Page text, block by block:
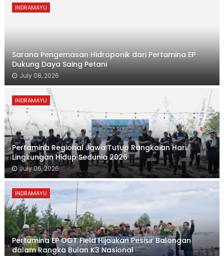
INDRAMAYU
Sarana Pengemasan Hidroponik dari Pertamina EP
Dukung Daya Saing Petani
July 08, 2026
INDRAMAYU
Pertamina Regional Jawa Tutup Rangkaian Hari
Lingkungan Hidup Sedunia 2026
July 06, 2026
INDRAMAYU
Pertamina EP OGT Field Hijaukan Pesisir Balongan
dalam Rangka Bulan K3 Nasional